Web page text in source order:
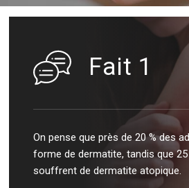
Fait 1
On pense que près de 20 % des
forme de dermatite, tandis que
souffrent de dermatite atopique.